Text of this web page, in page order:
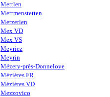
Mettlen
Mettmenstetten
Metzerlen
Mex VD
Mex VS
Meyriez
Meyrin
Mézery-près-Donneloye
Mézières FR
Mézières VD
Mezzovico